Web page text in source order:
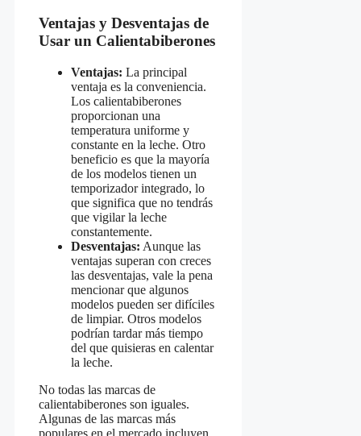
Ventajas y Desventajas de
Usar un Calientabiberones
Ventajas: La principal
ventaja es la conveniencia.
Los calientabiberones
proporcionan una
temperatura uniforme y
constante en la leche. Otro
beneficio es que la mayoría
de los modelos tienen un
temporizador integrado, lo
que significa que no tendrás
que vigilar la leche
constantemente.
Desventajas: Aunque las
ventajas superan con creces
las desventajas, vale la pena
mencionar que algunos
modelos pueden ser difíciles
de limpiar. Otros modelos
podrían tardar más tiempo
del que quisieras en calentar
la leche.
No todas las marcas de
calientabiberones son iguales.
Algunas de las marcas más
populares en el mercado incluyen